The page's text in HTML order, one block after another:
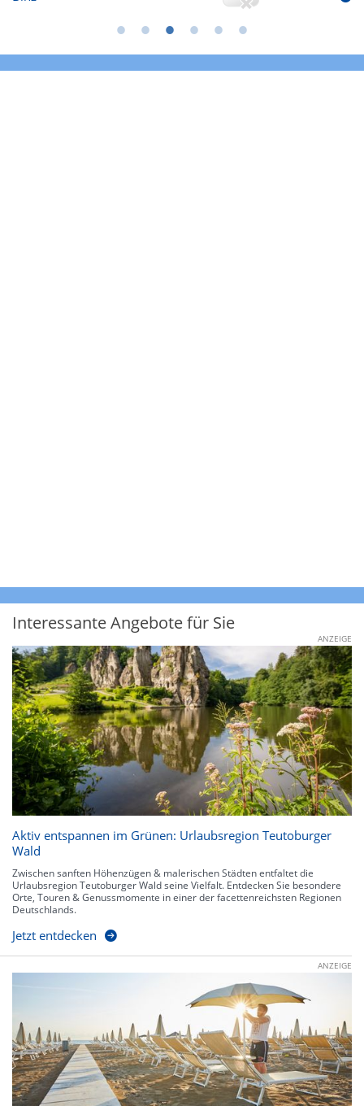
Interessante Angebote für Sie
ANZEIGE
Aktiv entspannen im Grünen: Urlaubsregion Teutoburger
Wald
Zwischen sanften Höhenzügen & malerischen Städten entfaltet die
Urlaubsregion Teutoburger Wald seine Vielfalt. Entdecken Sie besondere
Orte, Touren & Genussmomente in einer der facettenreichsten Regionen
Deutschlands.
Jetzt entdecken
ANZEIGE